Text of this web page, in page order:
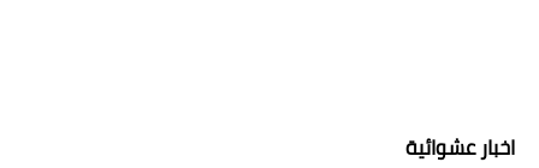
اخبار عشوائية